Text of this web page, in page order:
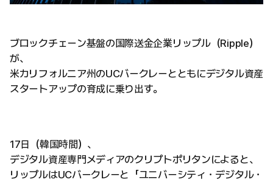
ブロックチェーン基盤の国際送金企業リップル（Ripple）
が、
米カリフォルニア州のUCバークレーとともにデジタル資産
スタートアップの育成に乗り出す。
17日（韓国時間）、
デジタル資産専門メディアのクリプトポリタンによると、
リップルはUCバークレーと「ユニバーシティ・デジタル・